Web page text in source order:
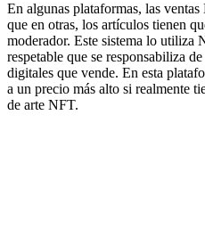
En algunas plataformas, las
que en otras, los artículos tienen
moderador. Este sistema lo utiliza
respetable que se responsabiliza
digitales que vende. En esta
a un precio más alto si realmente
de arte NFT.